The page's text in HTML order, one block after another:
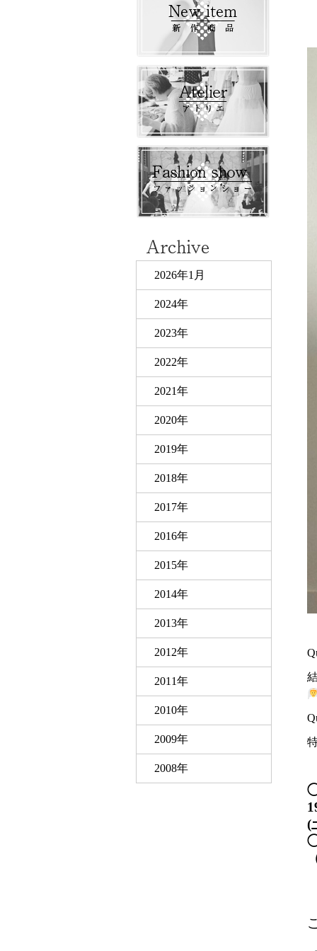
(
2026年1月
2024年
2023年
2022年
2021年
2020年
2019年
2018年
2017年
2016年
2015年
2014年
2013年
2012年
2011年
2010年
2009年
2008年